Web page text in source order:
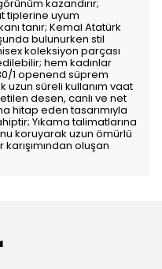
kazandırır;
tiplerine uyum
tanır; Kemal Atatürk
bulunurken stil
koleksiyon parçası
hem kadınlar
1 openend süprem
uzun süreli kullanım vaat
desen, canlı ve net
hitap eden tasarımıyla
Yıkama talimatlarına
koruyarak uzun ömürlü
oluşan